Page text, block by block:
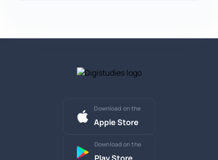
Download on the
Apple Store
Download on the